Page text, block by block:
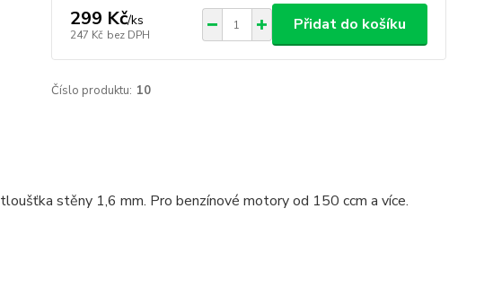
299 Kč/ks
247 Kč bez DPH
Přidat do košíku
Číslo produktu: 10
stěny 1,6 mm. Pro benzínové motory od 150 ccm a více.